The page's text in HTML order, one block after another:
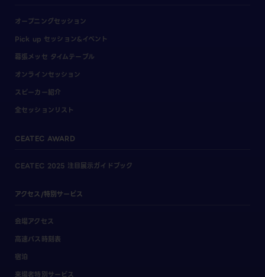
オープニングセッション
Pick up セッション&イベント
幕張メッセ タイムテーブル
オンラインセッション
スピーカー紹介
全セッションリスト
CEATEC AWARD
CEATEC 2025 注目展示ガイドブック
アクセス/特別サービス
会場アクセス
高速バス時刻表
宿泊
来場者特別サービス